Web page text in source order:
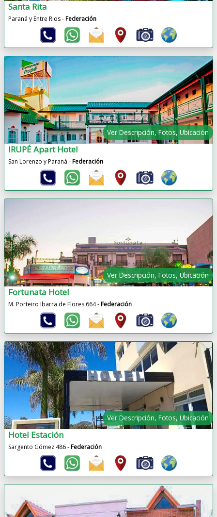
Santa Rita
Paraná y Entre Rios -Federación
Ver Descripción, Fotos, Ubicación
IRUPÉ Apart Hotel
San Lorenzo y Paraná -Federación
Ver Descripción, Fotos, Ubicación
Fortunata Hotel
M. Porteiro Ibarra de Flores 664 -Federación
Ver Descripción, Fotos, Ubicación
Hotel Estación
Sargento Gómez 486 -Federación